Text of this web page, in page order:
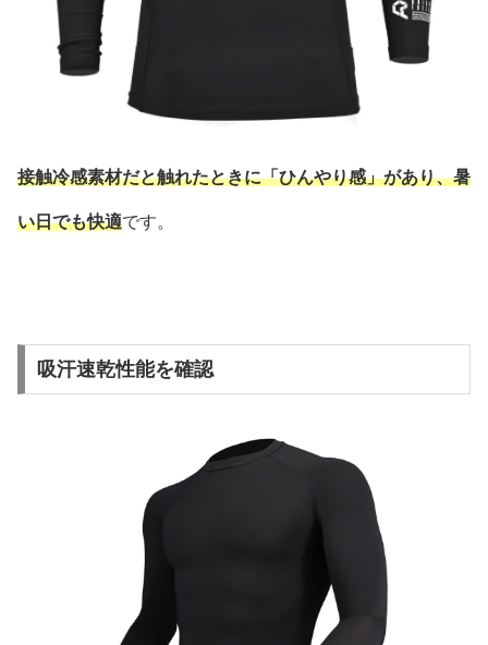
接触冷感素材だと触れたときに「ひんやり感」があり、暑
い日でも快適です。
吸汗速乾性能を確認